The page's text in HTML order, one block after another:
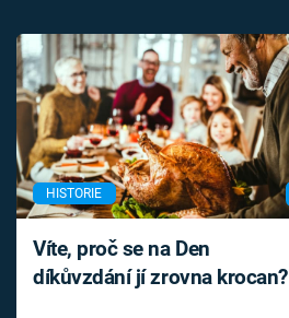
HISTORIE
Víte, proč se na Den
díkůvzdání jí zrovna krocan?